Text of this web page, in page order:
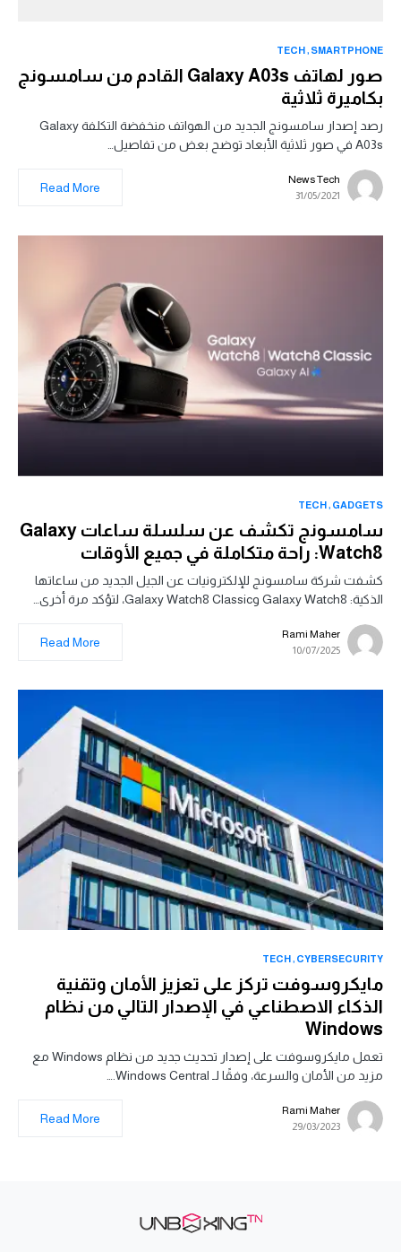
SMARTPHONE
TECH
صور لهاتف Galaxy A03s القادم من سامسونج
بكاميرة ثلاثية
رصد إصدار سامسونج الجديد من الهواتف منخفضة التكلفة Galaxy
A03s في صور ثلاثية الأبعاد توضح بعض من تفاصيل…
News Tech
31/05/2021
Read More
GADGETS
TECH
سامسونج تكشف عن سلسلة ساعات Galaxy
Watch8: راحة متكاملة في جميع الأوقات
كشفت شركة سامسونج للإلكترونيات عن الجيل الجديد من ساعاتها
الذكية: Galaxy Watch8 وGalaxy Watch8 Classic، لتؤكد مرة أخرى…
Rami Maher
10/07/2025
Read More
CYBERSECURITY
TECH
مايكروسوفت تركز على تعزيز الأمان وتقنية
الذكاء الاصطناعي في الإصدار التالي من نظام
Windows
تعمل مايكروسوفت على إصدار تحديث جديد من نظام Windows مع
مزيد من الأمان والسرعة، وفقًا لـ Windows Central.…
Rami Maher
29/03/2023
Read More